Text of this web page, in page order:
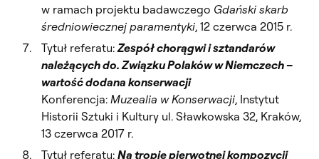
w ramach projektu badawczego Gdański skarb
średniowiecznej paramentyki, 12 czerwca 2015 r.
Tytuł referatu: Zespół chorągwi i sztandarów
należących do. Związku Polaków w Niemczech –
wartość dodana konserwacji
Konferencja: Muzealia w Konserwacji, Instytut
Historii Sztuki i Kultury ul. Sławkowska 32, Kraków,
13 czerwca 2017 r.
Tytuł referatu: Na tropie pierwotnej kompozycji